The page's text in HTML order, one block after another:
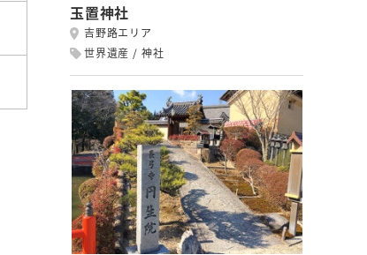
玉置神社
吉野路エリア
世界遺産
神社